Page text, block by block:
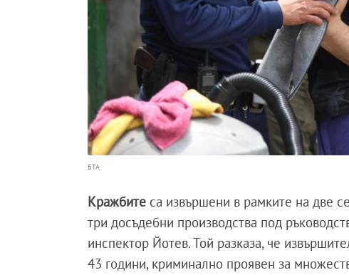
БТА
Кражбите са извършени в рамките на две
три досъдебни производства под
инспектор Йотев. Той разказа, че
43 години, криминално проявен за